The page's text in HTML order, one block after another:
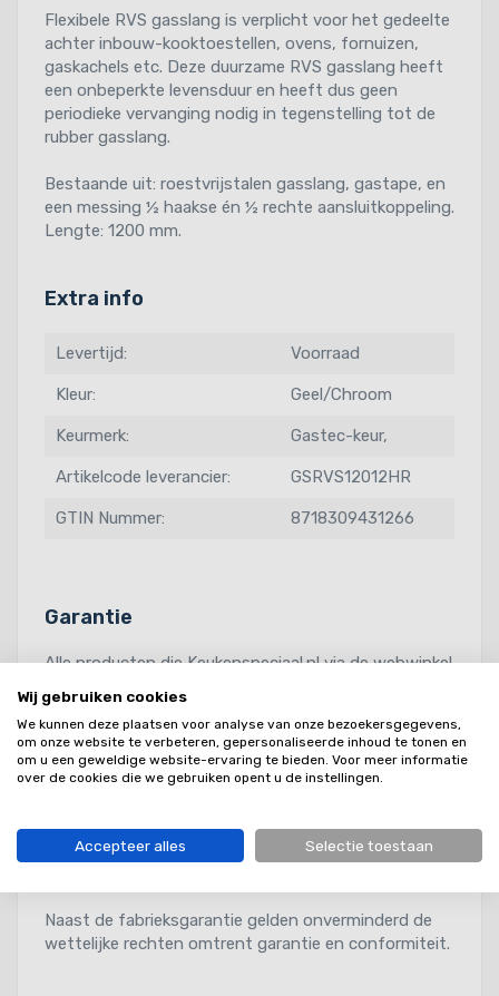
Flexibele RVS gasslang is verplicht voor het gedeelte
achter inbouw-kooktoestellen, ovens, fornuizen,
gaskachels etc. Deze duurzame RVS gasslang heeft
een onbeperkte levensduur en heeft dus geen
periodieke vervanging nodig in tegenstelling tot de
rubber gasslang.
Bestaande uit: roestvrijstalen gasslang, gastape, en
een messing ½ haakse én ½ rechte aansluitkoppeling.
Lengte: 1200 mm.
Extra info
Levertijd: Voorraad
Kleur: Geel/Chroom
Keurmerk: Gastec-keur,
Artikelcode leverancier: GSRVS12012HR
GTIN Nummer: 8718309431266
Garantie
Alle producten die Keukenspeciaal.nl via de webwinkel
Wilt u de garantietermijn van een specifieke fabrikant
weten? Bel of mail ons gerust even!
kunt U een mail sturen met factuur en de
klachtomschrijving. Binnen 1 werkdag heeft u van
Naast de fabrieksgarantie gelden onverminderd de
wettelijke rechten omtrent garantie en conformiteit.
Wij gebruiken cookies
We kunnen deze plaatsen voor analyse van onze bezoekersgegevens,
om onze website te verbeteren, gepersonaliseerde inhoud te tonen en
om u een geweldige website-ervaring te bieden. Voor meer informatie
over de cookies die we gebruiken opent u de instellingen.
Accepteer alles Selectie toestaan